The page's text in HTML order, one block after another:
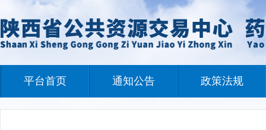
平台首页 通知公告 政策法规